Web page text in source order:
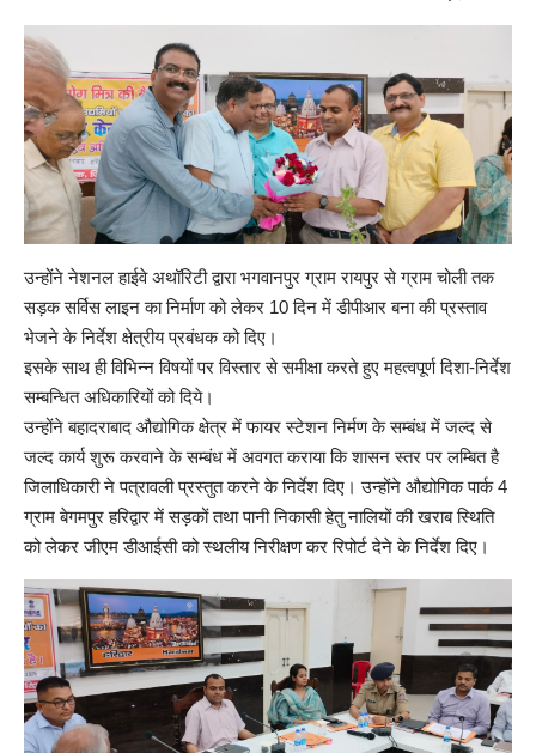
उन्होंने नेशनल हाईवे अथॉरिटी द्वारा भगवानपुर ग्राम रायपुर से ग्राम चोली तक
सड़क सर्विस लाइन का निर्माण को लेकर 10 दिन में डीपीआर बना की प्रस्ताव
भेजने के निर्देश क्षेत्रीय प्रबंधक को दिए।
इसके साथ ही विभिन्न विषयों पर विस्तार से समीक्षा करते हुए महत्वपूर्ण दिशा-निर्देश
सम्बन्धित अधिकारियों को दिये।
उन्होंने बहादराबाद औद्योगिक क्षेत्र में फायर स्टेशन निर्मण के सम्बंध में जल्द से
जल्द कार्य शुरू करवाने के सम्बंध में अवगत कराया कि शासन स्तर पर लम्बित है
जिलाधिकारी ने पत्रावली प्रस्तुत करने के निर्देश दिए। उन्होंने औद्योगिक पार्क 4
ग्राम बेगमपुर हरिद्वार में सड़कों तथा पानी निकासी हेतु नालियों की खराब स्थिति
को लेकर जीएम डीआईसी को स्थलीय निरीक्षण कर रिपोर्ट देने के निर्देश दिए।